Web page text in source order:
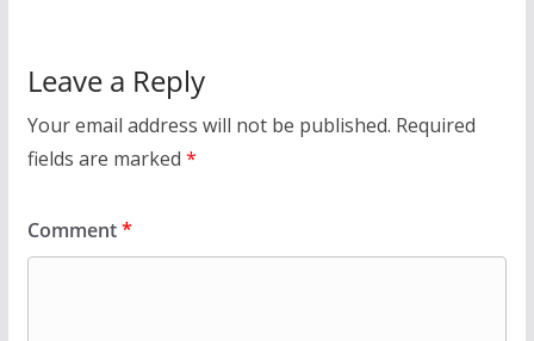
Leave a Reply
Your email address will not be published. Required
fields are marked *
Comment*